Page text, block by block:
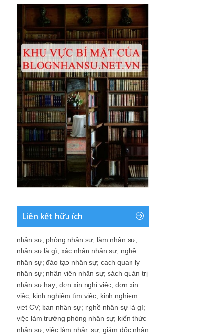
Liên kết hữu ích
nhân sự; phòng nhân sự; làm nhân sự;
nhân sự là gì; xác nhận nhân sự; nghề
nhân sự; đào tạo nhân sự; cach quan ly
nhân sự; nhân viên nhân sự; sách quản trị
nhân sự hay; đơn xin nghỉ việc; đơn xin
việc; kinh nghiệm tìm việc; kinh nghiem
viet CV; ban nhân sự; nghề nhân sự là gì;
việc làm trưởng phòng nhân sự; kiến thức
nhân sự; việc làm nhân sự; giám đốc nhân